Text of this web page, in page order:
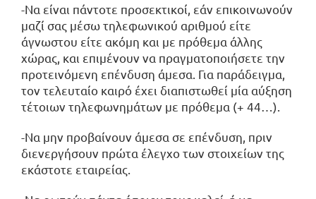
-Να είναι πάντοτε προσεκτικοί, εάν επικοινωνούν
μαζί σας μέσω τηλεφωνικού αριθμού είτε
άγνωστου είτε ακόμη και με πρόθεμα άλλης
χώρας, και επιμένουν να πραγματοποιήσετε την
προτεινόμενη επένδυση άμεσα. Για παράδειγμα,
τον τελευταίο καιρό έχει διαπιστωθεί μία αύξηση
τέτοιων τηλεφωνημάτων με πρόθεμα (+ 44…).
-Να μην προβαίνουν άμεσα σε επένδυση, πριν
διενεργήσουν πρώτα έλεγχο των στοιχείων της
εκάστοτε εταιρείας.